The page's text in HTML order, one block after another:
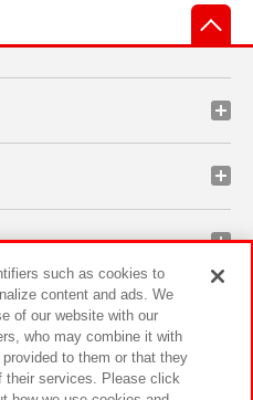
such as cookies to
content and ads. We
of our website with our
who may combine it with
to them or that they
their services. Please click